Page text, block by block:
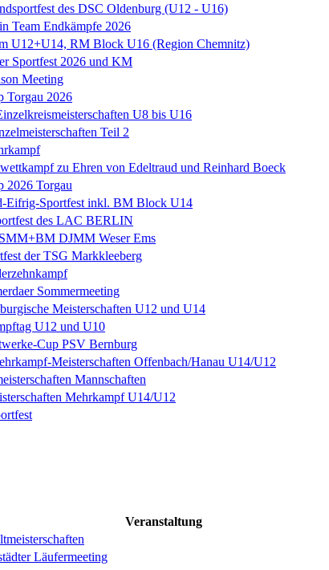
des DSC Oldenburg (U12 - U16)
Team Endkämpfe 2026
U12+U14, RM Block U16 (Region Chemnitz)
Sportfest 2026 und KM
Meeting
Torgau 2026
U8 bis U16
Teil 2
zu Ehren von Edeltraud und Reinhard Boeck
2026 Torgau
Eifrig-Sportfest inkl. BM Block U14
des LAC BERLIN
DJMM Weser Ems
der TSG Markkleeberg
Sommermeeting
Meisterschaften U12 und U14
U12 und U10
Cup PSV Bernburg
Meisterschaften Offenbach/Hanau U14/U12
Mannschaften
Mehrkampf U14/U12
Veranstaltung
Läufermeeting